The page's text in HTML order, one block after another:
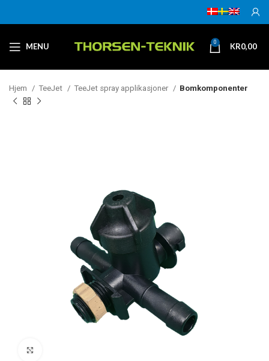
MENU 0 KR0,00
Hjem TeeJet TeeJet spray applikasjoner Bomkomponenter